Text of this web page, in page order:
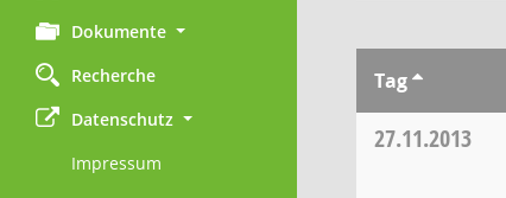
Dokumente
Recherche
Datenschutz
Impressum
Tag
27.11.2013